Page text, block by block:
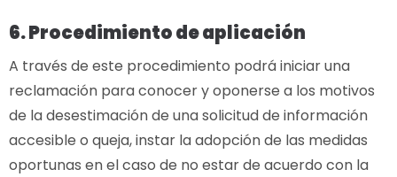
6. Procedimiento de aplicación
A través de este procedimiento podrá iniciar una
reclamación para conocer y oponerse a los motivos
de la desestimación de una solicitud de información
accesible o queja, instar la adopción de las medidas
oportunas en el caso de no estar de acuerdo con la